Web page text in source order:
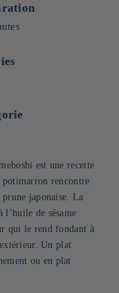
est une recette
rencontre
japonaise. La
l’huile de sésame
qui le rend fondant à
Un plat
ou en plat